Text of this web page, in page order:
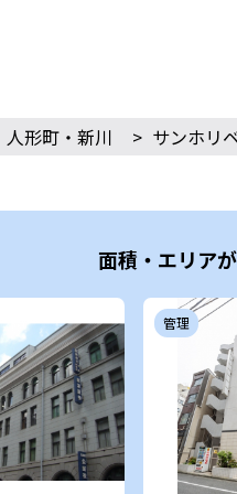
形町・新川 > サンホリ
面積・エリア
管理